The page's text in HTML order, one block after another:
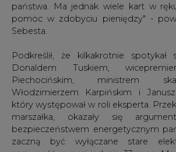
państwa. Ma jednak wiele kart w
pomoc w zdobyciu pieniędzy" -
Sebesta.
Podkreślił, że kilkakrotnie
Donaldem Tuskiem,
Piechocińskim, ministrem
Włodzimierzem Karpińskim i
który występował w roli eksperta.
marszałka, okazały się
bezpieczeństwem energetycznym
zaczną być wyłączane stare